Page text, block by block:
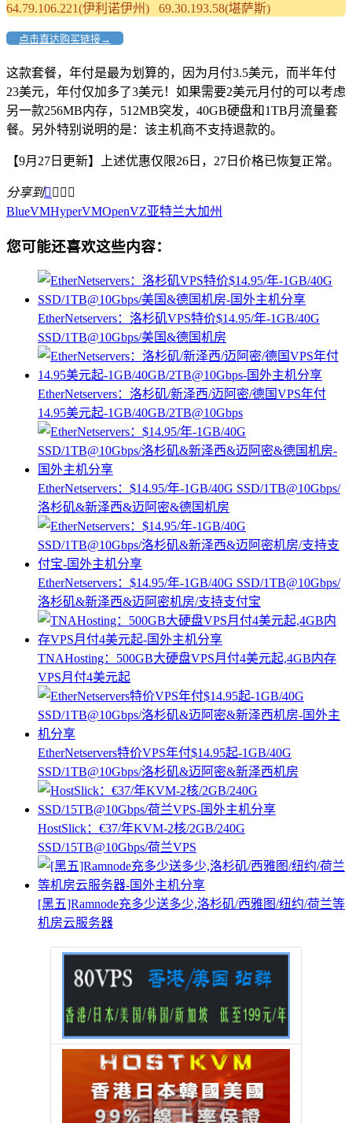
64.79.106.221(伊利诺伊州) 69.30.193.58(堪萨斯)
点击直达购买链接→
这款套餐，年付是最为划算的，因为月付3.5美元，而半年付
23美元，年付仅加多了3美元！如果需要2美元月付的可以考虑
另一款256MB内存，512MB突发，40GB硬盘和1TB月流量套
餐。另外特别说明的是：该主机商不支持退款的。
【9月27日更新】上述优惠仅限26日，27日价格已恢复正常。
分享到   
BlueVMHyperVMOpenVZ亚特兰大加州
您可能还喜欢这些内容：
EtherNetservers：洛杉矶VPS特价$14.95/年-1GB/40G
SSD/1TB@10Gbps/美国&德国机房
EtherNetservers：洛杉矶/新泽西/迈阿密/德国VPS年付
14.95美元起-1GB/40GB/2TB@10Gbps
EtherNetservers：$14.95/年-1GB/40G SSD/1TB@10Gbps/
洛杉矶&新泽西&迈阿密&德国机房
EtherNetservers：$14.95/年-1GB/40G SSD/1TB@10Gbps/
洛杉矶&新泽西&迈阿密机房/支持支付宝
TNAHosting：500GB大硬盘VPS月付4美元起,4GB内存
VPS月付4美元起
EtherNetservers特价VPS年付$14.95起-1GB/40G
SSD/1TB@10Gbps/洛杉矶&迈阿密&新泽西机房
HostSlick：€37/年KVM-2核/2GB/240G
SSD/15TB@10Gbps/荷兰VPS
[黑五]Ramnode充多少送多少,洛杉矶/西雅图/纽约/荷兰等
机房云服务器